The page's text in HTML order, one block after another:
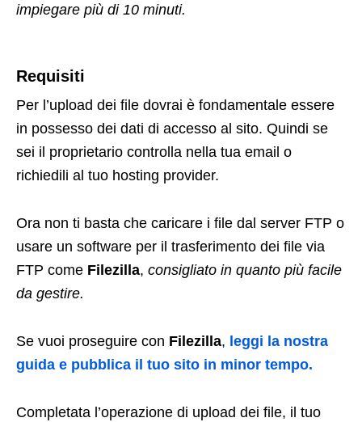
impiegare più di 10 minuti.
Requisiti
Per l’upload dei file dovrai è fondamentale essere
in possesso dei dati di accesso al sito. Quindi se
sei il proprietario controlla nella tua email o
richiedili al tuo hosting provider.
Ora non ti basta che caricare i file dal server FTP o
usare un software per il trasferimento dei file via
FTP come Filezilla, consigliato in quanto più facile
da gestire.
Se vuoi proseguire con Filezilla, leggi la nostra
guida e pubblica il tuo sito in minor tempo.
Completata l’operazione di upload dei file, il tuo